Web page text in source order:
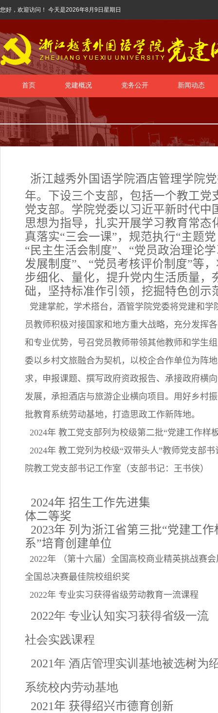
您好，欢迎访问！ 今天是2026年8月9日星期日
首页 党建概况 党务公开 新闻动态
浙江越秀外国语学院酒店管理学院
年。下设三个支部，包括一个教工党
党支部。学院党委以习近平新时代中
思想为指导，扎实开展学习教育常态
真落实“三会一课”，规范执行“主题
“民主生活会制度”、“党员政治理论
发展制度”、“党员考核评价制度”等
步细化、量化，提升党内生活质量，
础，坚持标准作引领，挖掘特色创示
党建掌舵，学术搭台，酒管学院党委将党建和学
员教师积极对接国家和地方重大战略，充分发挥
和专业优势，号召党员教师带领其他教师和学生
委以乡村文旅融合为契机，以校企合作单位为阵
求，申报课题、撰写政府资政报告、承接政府横
发展，承担酒店与旅游企业横向项目。用好乡村
批教育系统劳动基地，打造思政工作新阵地。
2024年 教工党支部列为校级第二批“党建工作样
2024年 教工党列为校级“双带头人”教师党支部
院教工党支部书记工作室（支部书记：王书侠）
2024年 招生工作先进集
体二等奖
2023年 列为浙江省第三批“党建工作
系”培育创建单位
2022年 （第十六届）全国高校商业精英挑战赛
全国总决赛最佳院校组织奖
2022年 专业实习获得省级劳动教育一流课程
2022年 专业认知实习获得省级一流
社会实践课程
2021年 酒店管理实训基地被选树为
系统校内劳动基地
2021年 获得绍兴市德育创新